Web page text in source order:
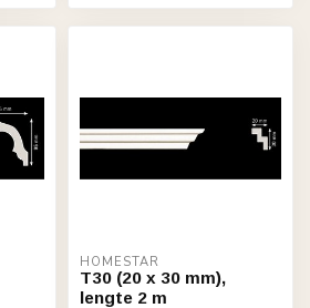
HOMESTAR
T30 (20 x 30 mm),
lengte 2 m